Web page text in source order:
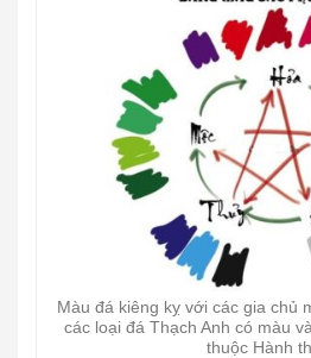
Màu đá kiêng kỵ với các gia chủ
các loại đá Thạch Anh có màu
thuộc Hành